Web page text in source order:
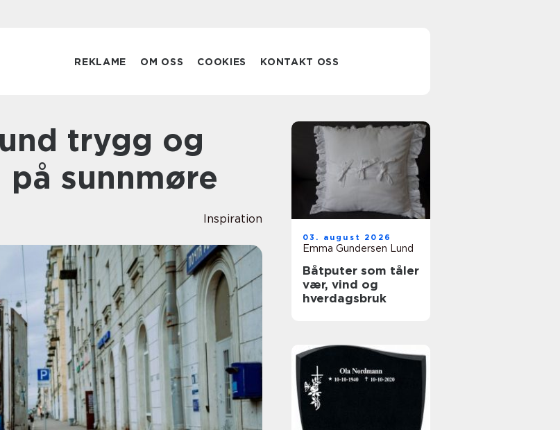
REKLAME OM OSS COOKIES KONTAKT OSS
sunnmøre
Inspiration
03. august 2026
Emma Gundersen Lund
Båtputer som tåler
vær, vind og
hverdagsbruk